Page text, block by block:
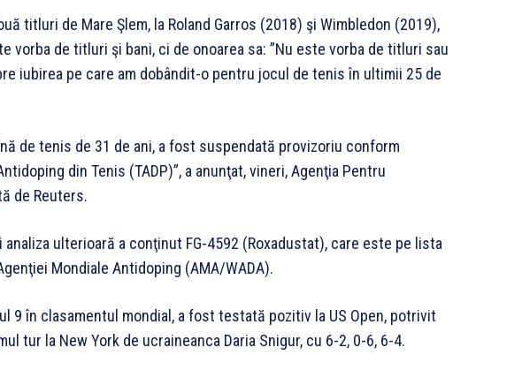
titluri de Mare Şlem, la Roland Garros (2018) şi Wimbledon (2019),
vorba de titluri şi bani, ci de onoarea sa: ”Nu este vorba de titluri sau
iubirea pe care am dobândit-o pentru jocul de tenis în ultimii 25 de
de tenis de 31 de ani, a fost suspendată provizoriu conform
din Tenis (TADP)”, a anunţat, vineri, Agenţia Pentru
de Reuters.
ulterioară a conţinut FG-4592 (Roxadustat), care este pe lista
Mondiale Antidoping (AMA/WADA).
9 în clasamentul mondial, a fost testată pozitiv la US Open, potrivit
tur la New York de ucraineanca Daria Snigur, cu 6-2, 0-6, 6-4.